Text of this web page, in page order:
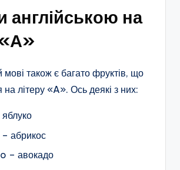
англійською на
мові також є багато фруктів, що
літеру «A». Ось деякі з них:
абрикос
– авокадо